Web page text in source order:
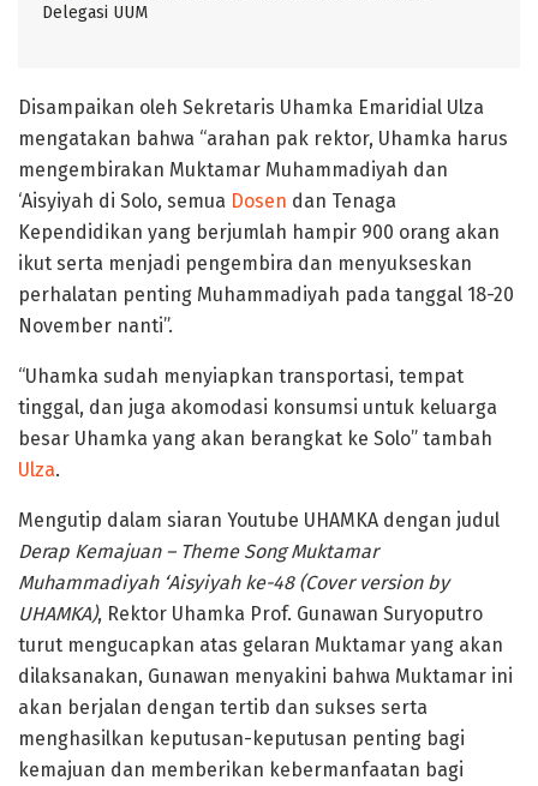
Delegasi UUM
Disampaikan oleh Sekretaris Uhamka Emaridial Ulza
mengatakan bahwa “arahan pak rektor, Uhamka harus
mengembirakan Muktamar Muhammadiyah dan
‘Aisyiyah di Solo, semua Dosen dan Tenaga
Kependidikan yang berjumlah hampir 900 orang akan
ikut serta menjadi pengembira dan menyukseskan
perhalatan penting Muhammadiyah pada tanggal 18-20
November nanti”.
“Uhamka sudah menyiapkan transportasi, tempat
tinggal, dan juga akomodasi konsumsi untuk keluarga
besar Uhamka yang akan berangkat ke Solo” tambah
Ulza.
Mengutip dalam siaran Youtube UHAMKA dengan judul
Derap Kemajuan – Theme Song Muktamar
Muhammadiyah ‘Aisyiyah ke-48 (Cover version by
UHAMKA), Rektor Uhamka Prof. Gunawan Suryoputro
turut mengucapkan atas gelaran Muktamar yang akan
dilaksanakan, Gunawan menyakini bahwa Muktamar ini
akan berjalan dengan tertib dan sukses serta
menghasilkan keputusan-keputusan penting bagi
kemajuan dan memberikan kebermanfaatan bagi